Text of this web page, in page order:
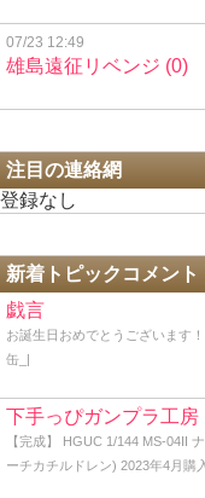
07/23 12:49
雄島遠征リベンジ (0)
注目の連絡網
登録なし
新着トピックコメント
戯言
お誕生日おめでとうございます
缶_|
下手っぴガンプラ工房
【完成】 HGUC 1/144 MS-04II
ーチカチルドレン) 2023年4月購
のに早起きして人気のない公園